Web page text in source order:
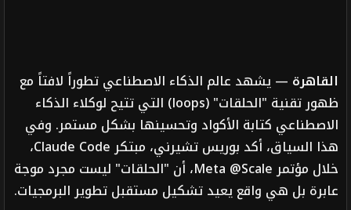
القاهرة — يشهد عالم الذكاء الاصطناعي تطوراً لافتاً مع
ظهور تقنية "الحلقات" (loops) التي تتيح لوكلاء الذكاء
الاصطناعي كتابة الأكواد وتحسينها بشكل مستمر. وفي
هذا السياق، أكد بوريس تشيرني، مبتكر Claude Code،
خلال مؤتمر Meta @Scale، أن "الحلقات" ليست مجرد موجة
عابرة بل هي واقع يعيد تشكيل مستقبل تطوير البرمجيات.